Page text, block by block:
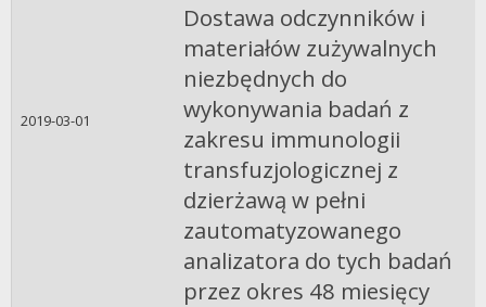
2019-03-01
Dostawa odczynników i
materiałów zużywalnych
niezbędnych do
wykonywania badań z
zakresu immunologii
transfuzjologicznej z
dzierżawą w pełni
zautomatyzowanego
analizatora do tych badań
przez okres 48 miesięcy